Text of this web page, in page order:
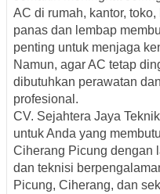
AC di rumah, kantor,
panas dan lembap
penting untuk menjaga
Namun, agar AC tetap
dibutuhkan perawatan
profesional.
CV. Sejahtera Jaya Teknik
untuk Anda yang
Ciherang Picung dengan
dan teknisi
Picung, Ciherang, dan